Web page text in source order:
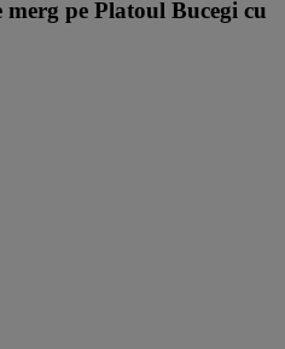
pe Platoul Bucegi cu